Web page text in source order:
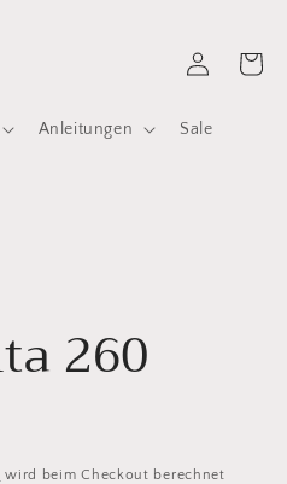
Anleitungen Sale
EinloggenWarenkorb
260
wird beim Checkout berechnet